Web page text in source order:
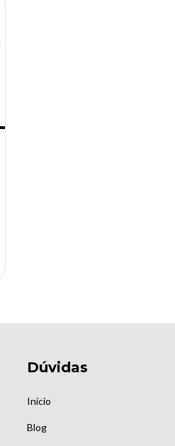
Dúvidas
Início
Blog